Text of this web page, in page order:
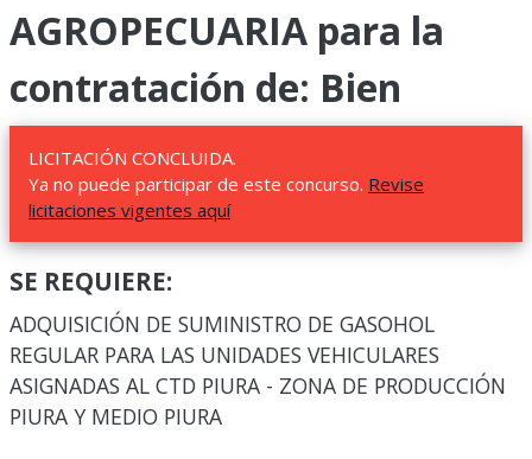
AGROPECUARIA para la
contratación de: Bien
LICITACIÓN CONCLUIDA.
Ya no puede participar de este concurso. Revise
licitaciones vigentes aquí
SE REQUIERE:
ADQUISICIÓN DE SUMINISTRO DE GASOHOL
REGULAR PARA LAS UNIDADES VEHICULARES
ASIGNADAS AL CTD PIURA - ZONA DE PRODUCCIÓN
PIURA Y MEDIO PIURA